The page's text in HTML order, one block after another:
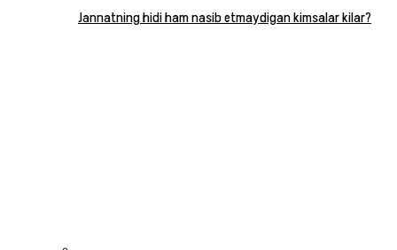
Jannatning hidi ham nasib etmaydigan kimsalar kilar?